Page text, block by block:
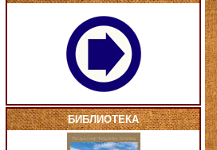
БИБЛИОТЕКА